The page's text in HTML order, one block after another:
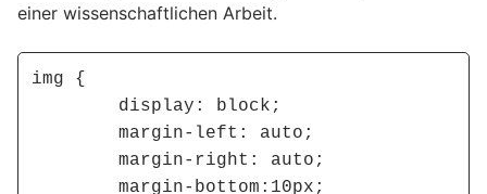
einer wissenschaftlichen Arbeit.
img {